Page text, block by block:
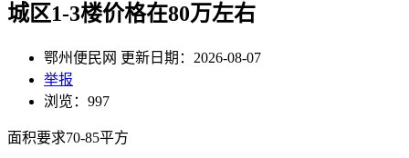
城区1-3楼价格在80万左右
鄂州便民网 更新日期：2026-08-07
举报
浏览：997
面积要求70-85平方